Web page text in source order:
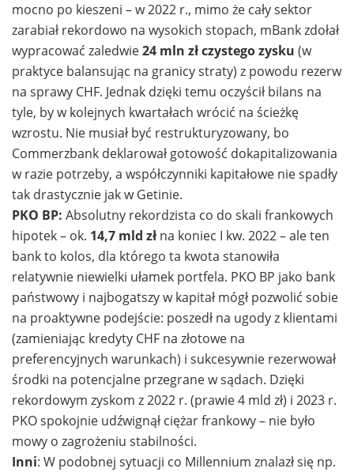
mocno po kieszeni – w 2022 r., mimo że cały sektor
zarabiał rekordowo na wysokich stopach, mBank zdołał
wypracować zaledwie24 mln zł czystego zysku (w
praktyce balansując na granicy straty) z powodu rezerw
na sprawy CHF. Jednak dzięki temu oczyścił bilans na
tyle, by w kolejnych kwartałach wrócić na ścieżkę
wzrostu. Nie musiał być restrukturyzowany, bo
Commerzbank deklarował gotowość dokapitalizowania
w razie potrzeby, a współczynniki kapitałowe nie spadły
tak drastycznie jak w Getinie.
PKO BP: Absolutny rekordzista co do skali frankowych
hipotek – ok. 14,7 mld zł na koniec I kw. 2022 – ale ten
bank to kolos, dla którego ta kwota stanowiła
relatywnie niewielki ułamek portfela. PKO BP jako bank
państwowy i najbogatszy w kapitał mógł pozwolić sobie
na proaktywne podejście: poszedł na ugody z klientami
(zamieniając kredyty CHF na złotowe na
preferencyjnych warunkach) i sukcesywnie rezerwował
środki na potencjalne przegrane w sądach. Dzięki
rekordowym zyskom z 2022 r. (prawie 4 mld zł) i 2023 r.
PKO spokojnie udźwignął ciężar frankowy – nie było
mowy o zagrożeniu stabilności.
Inni: W podobnej sytuacji co Millennium znalazł się np.